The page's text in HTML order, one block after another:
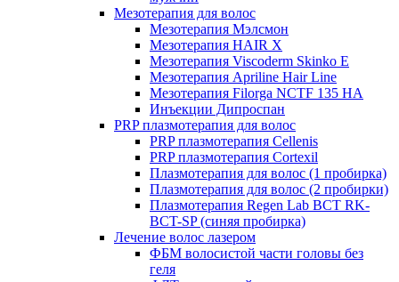
Мезотерапия для волос
Мезотерапия Мэлсмон
Мезотерапия HAIR X
Мезотерапия Viscoderm Skinko E
Мезотерапия Apriline Hair Line
Мезотерапия Filorga NCTF 135 HA
Инъекции Дипроспан
PRP плазмотерапия для волос
PRP плазмотерапия Cellenis
PRP плазмотерапия Cortexil
Плазмотерапия для волос (1 пробирка)
Плазмотерапия для волос (2 пробирки)
Плазмотерапия Regen Lab BCT RK-
BCT-SP (синяя пробирка)
Лечение волос лазером
ФБМ волосистой части головы без
геля